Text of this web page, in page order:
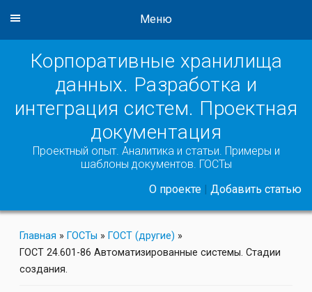
Меню
Корпоративные хранилища
данных. Разработка и
интеграция систем. Проектная
документация
Проектный опыт. Аналитика и статьи. Примеры и
шаблоны документов. ГОСТы
О проекте | Добавить статью
Главная » ГОСТы » ГОСТ (другие) »
ГОСТ 24.601-86 Автоматизированные системы. Стадии
создания.